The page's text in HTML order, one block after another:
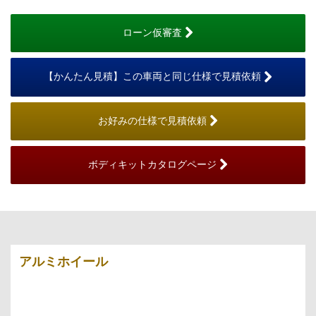
ローン仮審査
【かんたん見積】この車両と同じ仕様で見積依頼
お好みの仕様で見積依頼
ボディキットカタログページ
アルミホイール